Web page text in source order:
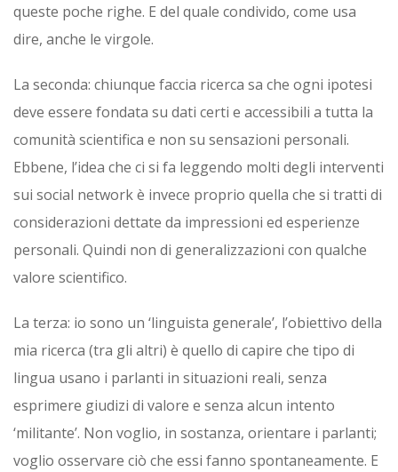
queste poche righe. E del quale condivido, come usa
dire, anche le virgole.
La seconda: chiunque faccia ricerca sa che ogni ipotesi
deve essere fondata su dati certi e accessibili a tutta la
comunità scientifica e non su sensazioni personali.
Ebbene, l’idea che ci si fa leggendo molti degli interventi
sui social network è invece proprio quella che si tratti di
considerazioni dettate da impressioni ed esperienze
personali. Quindi non di generalizzazioni con qualche
valore scientifico.
La terza: io sono un ‘linguista generale’, l’obiettivo della
mia ricerca (tra gli altri) è quello di capire che tipo di
lingua usano i parlanti in situazioni reali, senza
esprimere giudizi di valore e senza alcun intento
‘militante’. Non voglio, in sostanza, orientare i parlanti;
voglio osservare ciò che essi fanno spontaneamente. E